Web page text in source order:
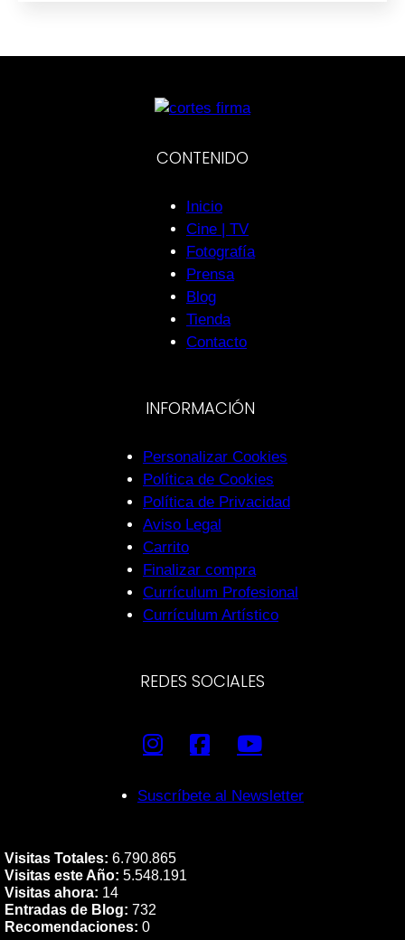
CONTENIDO
Inicio
Cine | TV
Fotografía
Prensa
Blog
Tienda
Contacto
INFORMACIÓN
Personalizar Cookies
Política de Cookies
Política de Privacidad
Aviso Legal
Carrito
Finalizar compra
Currículum Profesional
Currículum Artístico
REDES SOCIALES
Suscríbete al Newsletter
Visitas Totales: 6.790.865
Visitas este Año: 5.548.191
Visitas ahora: 14
Entradas de Blog: 732
Recomendaciones: 0